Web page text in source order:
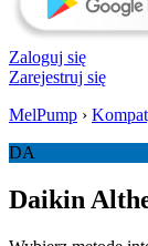
Zaloguj się
Zarejestruj się
MelPump ›
DA
Daikin